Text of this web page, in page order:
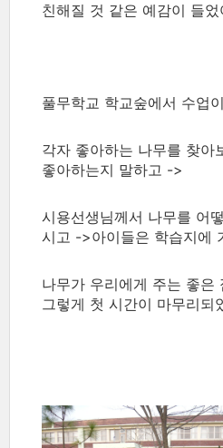
친해질 것 같은 예감이 들었
풀무학교 학교숲에서 수업
각자 좋아하는 나무를 찾아
좋아하는지 말하고 ->
시용선생님께서 나무를 어
시고 ->아이들은 학습지에
나무가 우리에게 주는 좋은
그렇게 첫 시간이 마무리되